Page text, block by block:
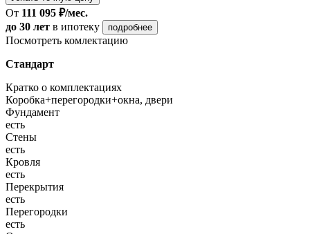
От 111 095 ₽/мес.
до 30 лет в ипотеку подробнее
Посмотреть комлектацию
Стандарт
Кратко о комплектациях
Коробка+перегородки+окна, двери
Фундамент
есть
Стены
есть
Кровля
есть
Перекрытия
есть
Перегородки
есть